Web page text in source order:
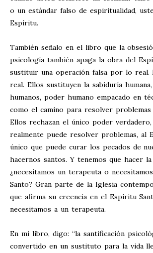
o un estándar falso de espiritualidad,
Espíritu.
También señalo en el libro que la
psicología también apaga la obra del
sustituir una operación falsa por lo real.
real. Ellos sustituyen la sabiduría
humanos, poder humano empacado en
como el camino para resolver problemas
Ellos rechazan el único poder
realmente puede resolver problemas, al
único que puede curar los pecados de
hacernos santos. Y tenemos que hacer
¿necesitamos un terapeuta o
Santo? Gran parte de la Iglesia
que afirma su creencia en el Espíritu
necesitamos a un terapeuta.
En mi libro, digo: “la santificación
convertido en un sustituto para la vida